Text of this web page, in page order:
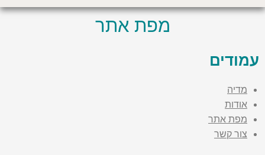
מפת אתר
עמודים
מדיה
אודות
מפת אתר
צור קשר